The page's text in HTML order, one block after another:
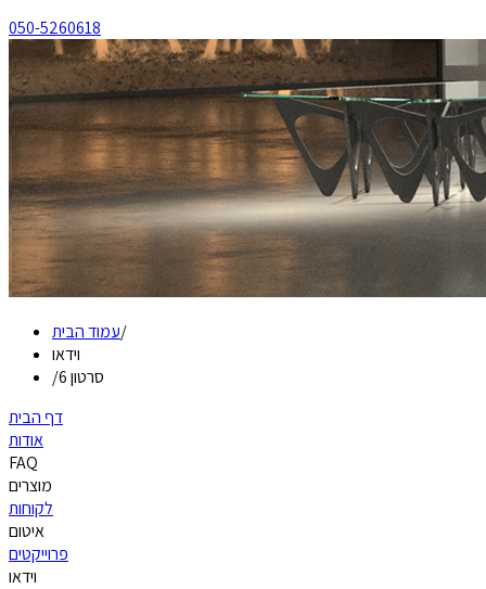
050-5260618
עמוד הבית/
וידאו
/ סרטון 6
דף הבית
אודות
FAQ
מוצרים
לקוחות
איטום
פרוייקטים
וידאו